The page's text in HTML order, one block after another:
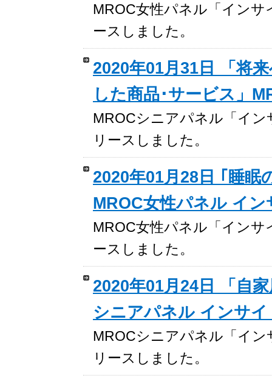
MROC女性パネル「インサ
ースしました。
2020年01月31日 「将
した商品･サービス」
MROCシニアパネル「イン
リースしました。
2020年01月28日 ｢睡眠
MROC女性パネル イ
MROC女性パネル「インサ
ースしました。
2020年01月24日 「自
シニアパネル インサ
MROCシニアパネル「イン
リースしました。